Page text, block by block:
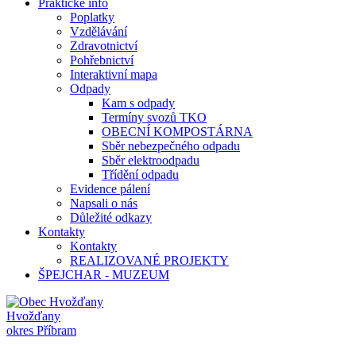
Praktické info
Poplatky
Vzdělávání
Zdravotnictví
Pohřebnictví
Interaktivní mapa
Odpady
Kam s odpady
Termíny svozů TKO
OBECNÍ KOMPOSTÁRNA
Sběr nebezpečného odpadu
Sběr elektroodpadu
Třídění odpadu
Evidence pálení
Napsali o nás
Důležité odkazy
Kontakty
Kontakty
REALIZOVANÉ PROJEKTY
ŠPEJCHAR - MUZEUM
Hvožďany
okres Příbram